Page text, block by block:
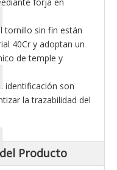
tornillo sin fin están
40Cr y adoptan un
de temple y
identificación son
la trazabilidad del
Producto